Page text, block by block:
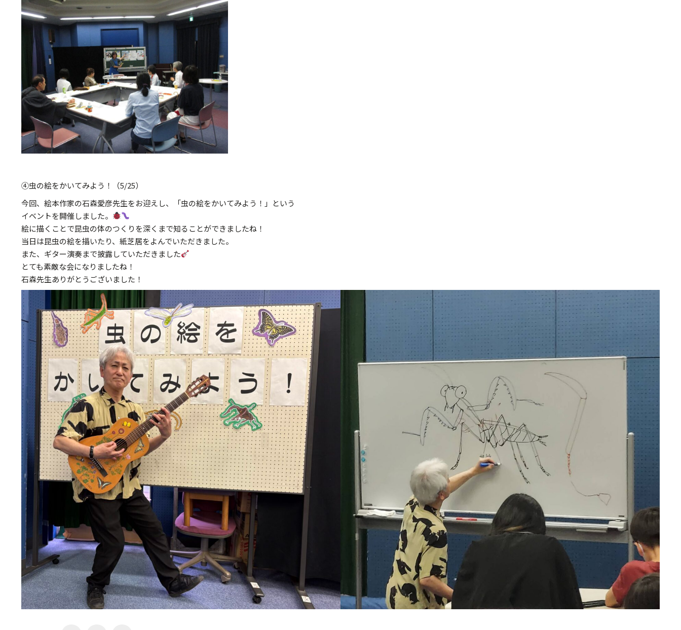
④虫の絵をかいてみよう！（5/25）
今回、絵本作家の石森愛彦先生をお迎えし、「虫の絵をかいてみよう！」という
イベントを開催しました。
絵に描くことで昆虫の体のつくりを深くまで知ることができましたね！
当日は昆虫の絵を描いたり、紙芝居をよんでいただきました。
また、ギター演奏まで披露していただきました
とても素敵な会になりましたね！
石森先生ありがとうございました！